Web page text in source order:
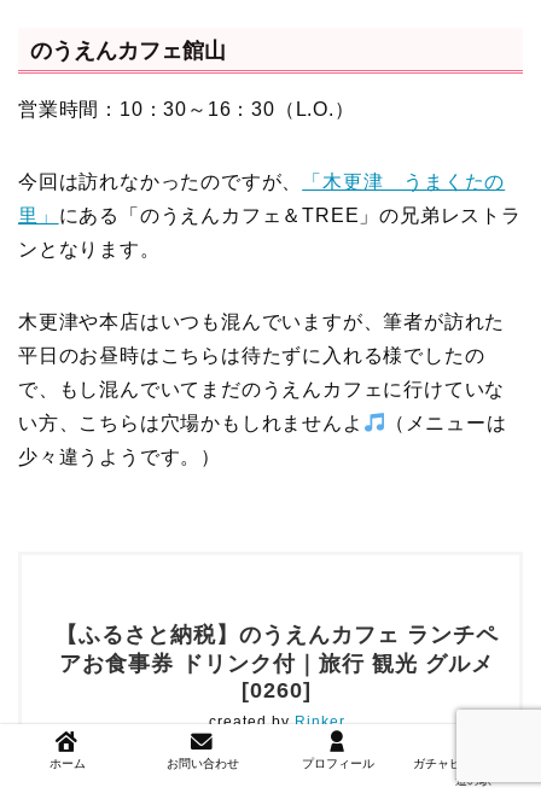
のうえんカフェ館山
営業時間：10：30～16：30（L.O.）
今回は訪れなかったのですが、
「木更津 うまくたの
里」 にある「のうえんカフェ＆TREE」の兄弟レストラ
ンとなります。
木更津や本店はいつも混んでいますが、筆者が訪れた
平日のお昼時はこちらは待たずに入れる様でしたの
で、もし混んでいてまだのうえんカフェに行けていな
い方、こちらは穴場かもしれませんよ
（メニューは
少々違うようです。）
【ふるさと納税】のうえんカフェ ランチペ
アお食事券 ドリンク付｜旅行 観光 グルメ
[0260]
created by Rinker
ホーム お問い合わせ プロフィール
ガチャピンズラリー＆
道の駅